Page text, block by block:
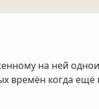
на ней
времён когда ещё